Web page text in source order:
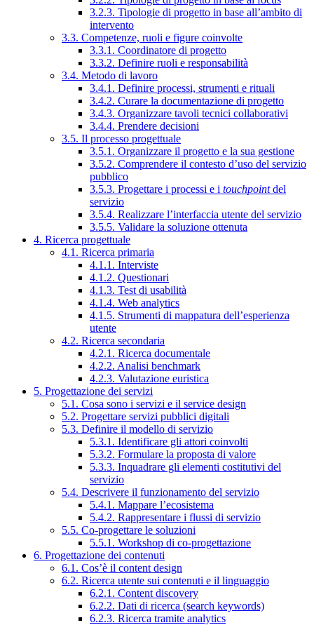
3.2.3. Tipologie di progetto in base all’ambito di
intervento
3.3. Competenze, ruoli e figure coinvolte
3.3.1. Coordinatore di progetto
3.3.2. Definire ruoli e responsabilità
3.4. Metodo di lavoro
3.4.1. Definire processi, strumenti e rituali
3.4.2. Curare la documentazione di progetto
3.4.3. Organizzare tavoli tecnici collaborativi
3.4.4. Prendere decisioni
3.5. Il processo progettuale
3.5.1. Organizzare il progetto e la sua gestione
3.5.2. Comprendere il contesto d’uso del servizio
pubblico
3.5.3. Progettare i processi e i touchpointdel
servizio
3.5.4. Realizzare l’interfaccia utente del servizio
3.5.5. Validare la soluzione ottenuta
4. Ricerca progettuale
4.1. Ricerca primaria
4.1.1. Interviste
4.1.2. Questionari
4.1.3. Test di usabilità
4.1.4. Web analytics
4.1.5. Strumenti di mappatura dell’esperienza
utente
4.2. Ricerca secondaria
4.2.1. Ricerca documentale
4.2.2. Analisi benchmark
4.2.3. Valutazione euristica
5. Progettazione dei servizi
5.1. Cosa sono i servizi e il service design
5.2. Progettare servizi pubblici digitali
5.3. Definire il modello di servizio
5.3.1. Identificare gli attori coinvolti
5.3.2. Formulare la proposta di valore
5.3.3. Inquadrare gli elementi costitutivi del
servizio
5.4. Descrivere il funzionamento del servizio
5.4.1. Mappare l’ecosistema
5.4.2. Rappresentare i flussi di servizio
5.5. Co-progettare le soluzioni
5.5.1. Workshop di co-progettazione
6. Progettazione dei contenuti
6.1. Cos’è il content design
6.2. Ricerca utente sui contenuti e il linguaggio
6.2.1. Content discovery
6.2.2. Dati di ricerca (search keywords)
6.2.3. Ricerca tramite analytics